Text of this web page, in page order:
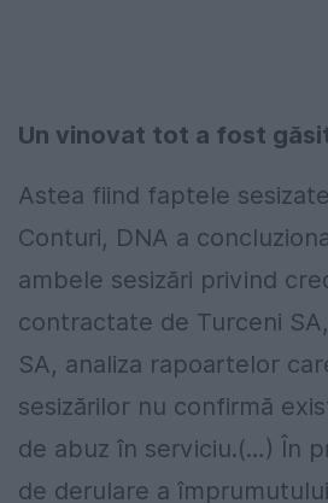
Un vinovat tot a fost
Astea fiind faptele
Conturi, DNA a
ambele sesizări privind
contractate de Turceni
SA, analiza rapoartelor
sesizărilor nu confirmă
de abuz în serviciu.(…) În
de derulare a